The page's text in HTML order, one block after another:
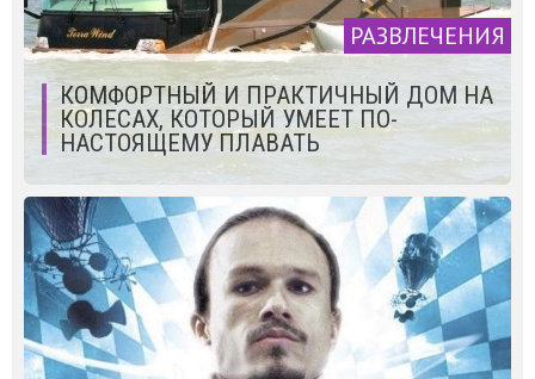
РАЗВЛЕЧЕНИЯ
КОМФОРТНЫЙ И ПРАКТИЧНЫЙ ДОМ НА
КОЛЕСАХ, КОТОРЫЙ УМЕЕТ ПО-
НАСТОЯЩЕМУ ПЛАВАТЬ